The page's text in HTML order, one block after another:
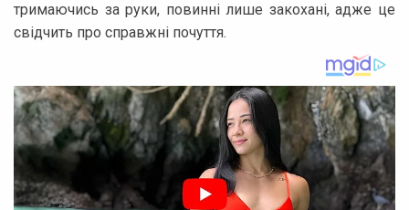
тримаючись за руки, повинні лише закохані, адже це
свідчить про справжні почуття.